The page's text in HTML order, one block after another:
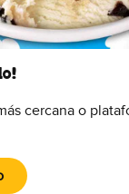
cercana o